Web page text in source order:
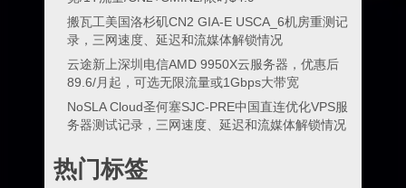
搬瓦工美国洛杉矶CN2 GIA-E USCA_6机房重测记
录，三网速度、延迟和流媒体解锁情况
云途新上深圳电信AMD 9950X云服务器，优惠后
89.6/月起，可选无限流量或1Gbps大带宽
NoSLA Cloud圣何塞SJC-PRE中国直连优化VPS服
务器测试记录，三网速度、延迟和流媒体解锁情况
热门标签